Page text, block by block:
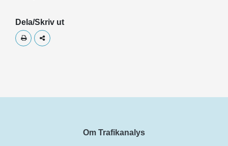
Dela/Skriv ut
Skriv utDela
Om Trafikanalys